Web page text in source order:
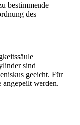
bestimmende
des
sind
geeicht. Für
angepeilt werden.